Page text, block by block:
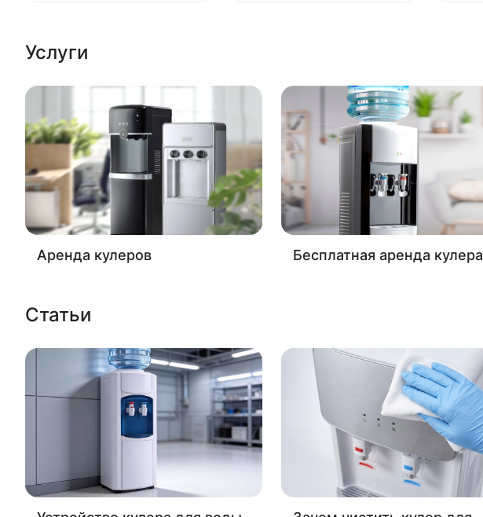
Услуги
Аренда кулеров Бесплатная аренда кулера
Статьи